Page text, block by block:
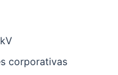
corporativas